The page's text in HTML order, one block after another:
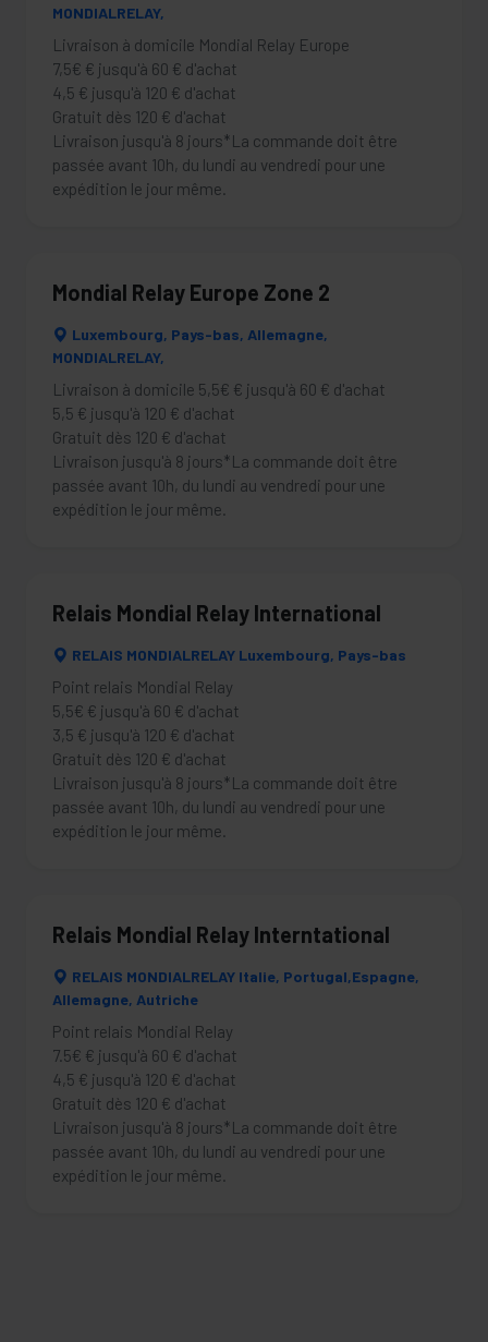
MONDIALRELAY,
Livraison à domicile Mondial Relay Europe
7,5€ € jusqu'à 60 € d'achat
4,5 € jusqu'à 120 € d'achat
Gratuit dès 120 € d'achat
Livraison jusqu'à 8 jours*La commande doit être
passée avant 10h, du lundi au vendredi pour une
expédition le jour même.
Mondial Relay Europe Zone 2
Luxembourg, Pays-bas, Allemagne,
MONDIALRELAY,
Livraison à domicile 5,5€ € jusqu'à 60 € d'achat
5,5 € jusqu'à 120 € d'achat
Gratuit dès 120 € d'achat
Livraison jusqu'à 8 jours*La commande doit être
passée avant 10h, du lundi au vendredi pour une
expédition le jour même.
Relais Mondial Relay International
RELAIS MONDIALRELAY Luxembourg, Pays-bas
Point relais Mondial Relay
5,5€ € jusqu'à 60 € d'achat
3,5 € jusqu'à 120 € d'achat
Gratuit dès 120 € d'achat
Livraison jusqu'à 8 jours*La commande doit être
passée avant 10h, du lundi au vendredi pour une
expédition le jour même.
Relais Mondial Relay Interntational
RELAIS MONDIALRELAY Italie, Portugal,Espagne,
Allemagne, Autriche
Point relais Mondial Relay
7.5€ € jusqu'à 60 € d'achat
4,5 € jusqu'à 120 € d'achat
Gratuit dès 120 € d'achat
Livraison jusqu'à 8 jours*La commande doit être
passée avant 10h, du lundi au vendredi pour une
expédition le jour même.